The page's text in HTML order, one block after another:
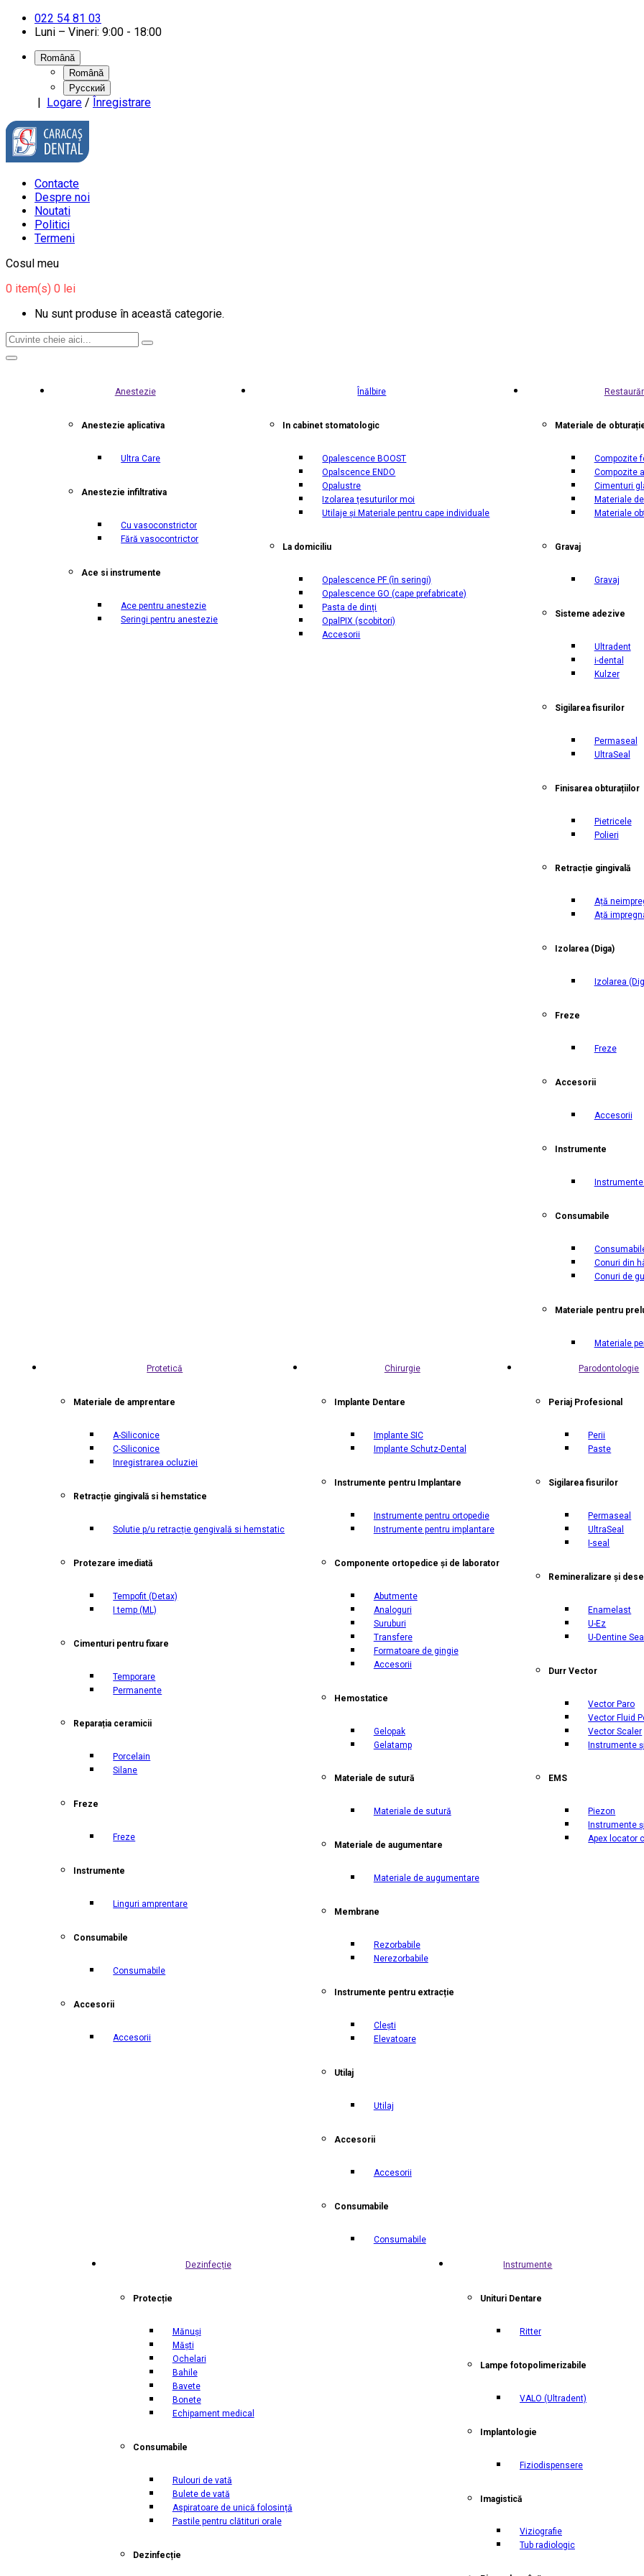
022 54 81 03
Luni – Vineri: 9:00 - 18:00
Română
Română
Русский
| Logare / Înregistrare
Contacte
Despre noi
Noutati
Politici
Termeni
Cosul meu
0 item(s) 0 lei
Nu sunt produse în această categorie.
Anestezie
Anestezie aplicativa
Ultra Care
Anestezie infiltrativa
Cu vasoconstrictor
Fără vasocontrictor
Ace si instrumente
Ace pentru anestezie
Seringi pentru anestezie
Înălbire
In cabinet stomatologic
Opalescence BOOST
Opalscence ENDO
Opalustre
Izolarea țesuturilor moi
Utilaje și Materiale pentru cape individuale
La domiciliu
Opalescence PF(în seringi)
Opalescence GO(cape prefabricate)
Pasta de dinți
OpalPIX(scobitori)
Accesorii
Materiale de
Compozite
Compozite
Cimenturi
Materiale
Materiale
Gravaj
Gravaj
Sisteme adezive
Ultradent
i-dental
Kulzer
Sigilarea fisurilor
Permaseal
UltraSeal
Finisarea obturațiilor
Pietricele
Polieri
Retracție gingivală
Ață
Ață
Izolarea (Diga)
Izolarea
Freze
Freze
Accesorii
Accesorii
Instrumente
Consumabile
Conuri din
Conuri de
Materiale pentru
Materiale
Protetică
Materiale de amprentare
A-Siliconice
C-Siliconice
Inregistrarea ocluziei
Retracție gingivală si hemstatice
Solutie p/u retracție gengivală si hemstatic
Protezare imediată
Tempofit(Detax)
I temp(ML)
Cimenturi pentru fixare
Temporare
Permanente
Reparația ceramicii
Porcelain
Silane
Freze
Freze
Instrumente
Linguri amprentare
Consumabile
Consumabile
Accesorii
Accesorii
Chirurgie
Implante Dentare
Implante SIC
Implante Schutz-Dental
Instrumente pentru Implantare
Instrumente pentru ortopedie
Instrumente pentru implantare
Componente ortopedice și de laborator
Abutmente
Analoguri
Suruburi
Transfere
Formatoare de gingie
Accesorii
Hemostatice
Gelopak
Gelatamp
Materiale de sutură
Materiale de sutură
Materiale de augumentare
Materiale de augumentare
Membrane
Rezorbabile
Nerezorbabile
Instrumente pentru extracție
Clești
Elevatoare
Utilaj
Utilaj
Accesorii
Accesorii
Consumabile
Consumabile
Parodontologie
Periaj Profesional
Perii
Paste
Sigilarea fisurilor
Permaseal
UltraSeal
I-seal
Remineralizare și
Enamelast
U-Ez
U-Dentine
Durr Vector
Vector Paro
Vector Fluid
Vector Scaler
Instrumente
EMS
Piezon
Instrumente
Apex locator
Dezinfecție
Protecție
Mănuși
Măști
Ochelari
Bahile
Bavete
Bonete
Echipament medical
Consumabile
Rulouri de vată
Bulete de vată
Aspiratoare de unică folosință
Pastile pentru clătituri orale
Dezinfecție
Instrumente
Unituri Dentare
Ritter
Lampe fotopolimerizabile
VALO (Ultradent)
Implantologie
Fiziodispensere
Imagistică
Viziografie
Tub radiologic